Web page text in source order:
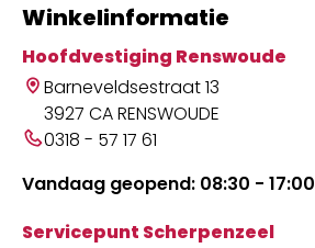
Winkelinformatie
Hoofdvestiging Renswoude
Barneveldsestraat 13
3927 CA RENSWOUDE
0318 - 57 17 61
Vandaag geopend: 08:30 - 17:00
Servicepunt Scherpenzeel